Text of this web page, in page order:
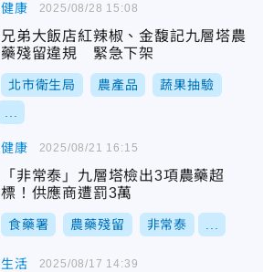
健康
兄弟大飯店紅辣椒、金馥記九層塔農
藥殘留違規 緊急下架
北市衛生局 農產品 蔬果抽驗
2025/08/28 15:08
健康
「非常泰」九層塔檢出3項農藥超
標！供應商遭罰3萬
食藥署 農藥殘留 非常泰
2025/08/21 16:15
生活 2025/08/17 14:39